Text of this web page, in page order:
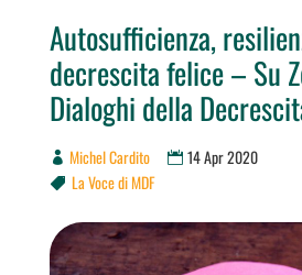
Autosufficienza,
decrescita felice – Su
Dialoghi della
Michel Cardito 14 Apr 2020
 La Voce di MDF